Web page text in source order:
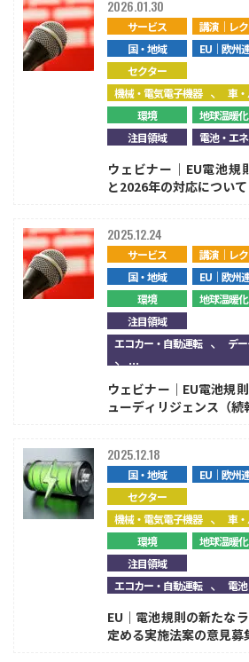
サービス
講演｜レ
国・地域
EU｜欧州
セクター
機械・電気電子機器 、車
環境 地球温暖化
注目領域
電池・エ
2026.01.30
ウェビナー｜EU電池規
と2026年の対応について
サービス
講演｜レ
国・地域
EU｜欧州
環境
地球温暖化
注目領域
エコカー・自動運転 、デ
、...
2025.12.24
ウェビナー｜EU電池規
ューディリジェンス（続
国・地域
EU｜欧州
セクター
機械・電気電子機器 、車
環境
地球温暖化
注目領域
エコカー・自動運転 、電
2025.12.18
EU｜電池規則の新たな
定める実施法案の意見募